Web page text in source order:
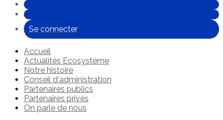
Se connecter
Accueil
Actualités Ecosystème
Notre histoire
Conseil d'administration
Partenaires publics
Partenaires privés
On parle de nous